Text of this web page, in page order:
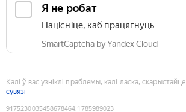
Я не робат
Націсніце, каб працягнуць
SmartCaptcha by Yandex Cloud
Калі ў вас узніклі праблемы, калі ласка, скарыстайце
сувязі
9175230035458678464:1785989023